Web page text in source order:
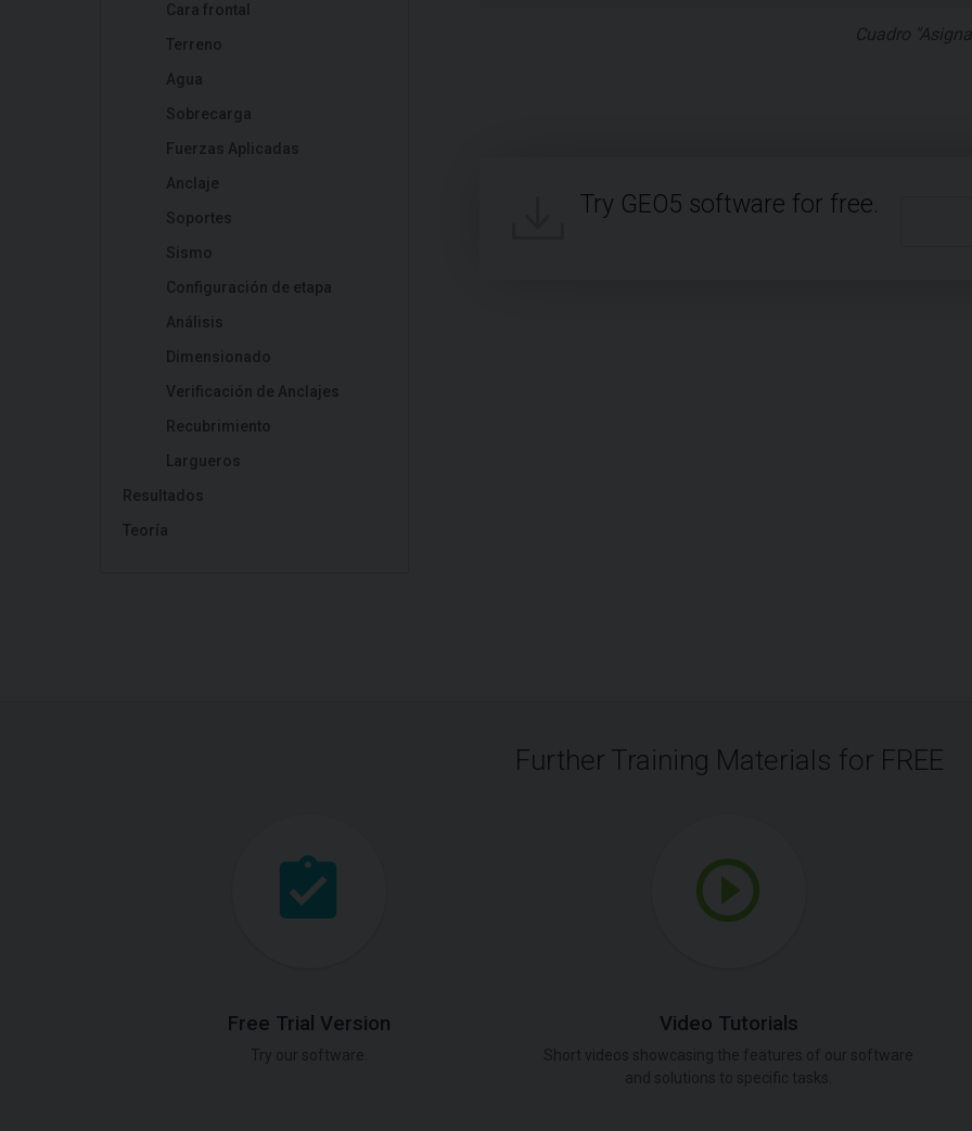
Cara frontal
Terreno
Agua
Sobrecarga
Fuerzas Aplicadas
Anclaje
Soportes
Sismo
Configuración de etapa
Análisis
Dimensionado
Verificación de Anclajes
Recubrimiento
Largueros
Resultados
Teoría
Cuadro
Try GEO5 software for free.
Further Training Materials for FREE
Free Trial Version Video Tutorials